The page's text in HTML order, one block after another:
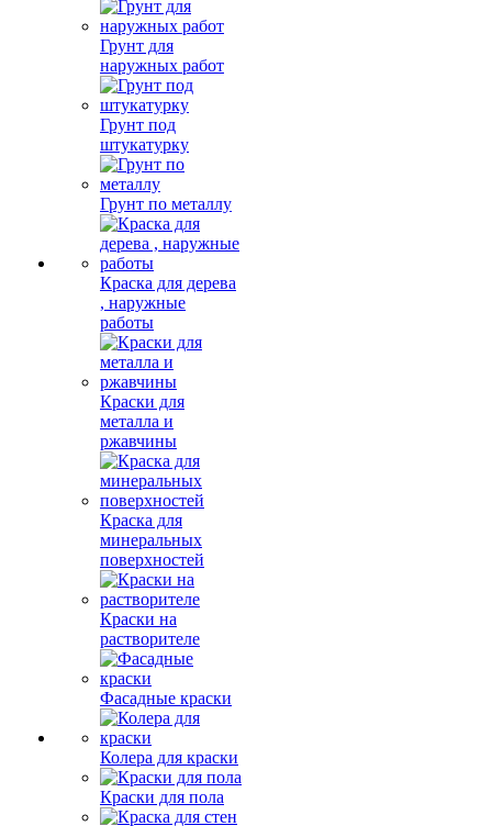
Грунт для
наружных работ
Грунт под
штукатурку
Грунт по металлу
Краска для дерева
, наружные
работы
Краски для
металла и
ржавчины
Краска для
минеральных
поверхностей
Краски на
растворителе
Фасадные краски
Колера для краски
Краски для пола